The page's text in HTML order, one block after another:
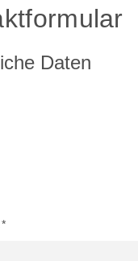
Daten
*